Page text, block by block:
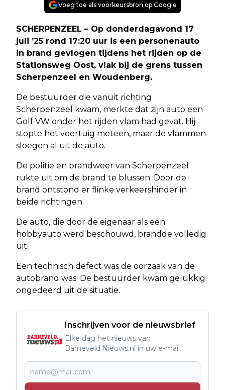
Voeg toe als voorkeursbron op Google
SCHERPENZEEL – Op donderdagavond 17
juli ’25 rond 17:20 uur is een personenauto
in brand gevlogen tijdens het rijden op de
Stationsweg Oost, vlak bij de grens tussen
Scherpenzeel en Woudenberg.
De bestuurder die vanuit richting
Scherpenzeel kwam, merkte dat zijn auto een
Golf VW onder het rijden vlam had gevat. Hij
stopte het voertuig meteen, maar de vlammen
sloegen al uit de auto.
De politie en brandweer van Scherpenzeel
rukte uit om de brand te blussen. Door de
brand ontstond er flinke verkeershinder in
beide richtingen.
De auto, die door de eigenaar als een
hobbyauto werd beschouwd, brandde volledig
uit.
Een technisch defect was de oorzaak van de
autobrand was. De bestuurder kwam gelukkig
ongedeerd uit de situatie.
Inschrijven voor de nieuwsbrief
Elke dag het nieuws van
Barneveld.Nieuws.nl in uw e-mail.